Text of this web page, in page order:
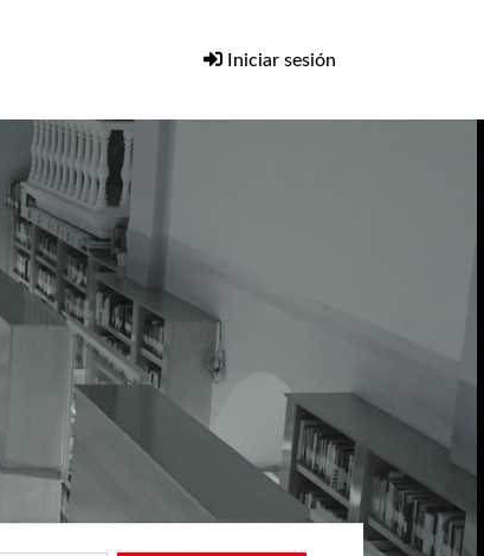
Iniciar sesión